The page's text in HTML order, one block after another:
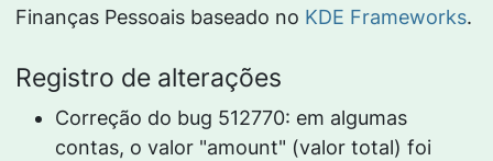
Finanças Pessoais baseado no KDE Frameworks.
Registro de alterações
Correção do bug 512770: em algumas
contas, o valor "amount" (valor total) foi